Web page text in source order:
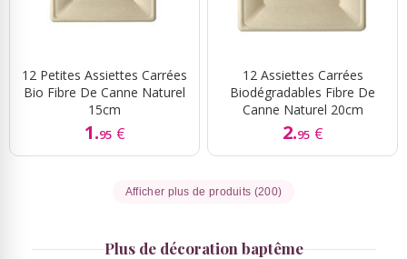
12 Petites Assiettes Carrées
Bio Fibre De Canne Naturel
15cm
1.95 €
12 Assiettes Carrées
Biodégradables Fibre De
Canne Naturel 20cm
2.95 €
Afficher plus de produits (200)
Plus de décoration baptême